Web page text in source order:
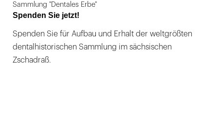
Sammlung "Dentales Erbe"
Spenden Sie jetzt!
Spenden Sie für Aufbau und Erhalt der weltgrößten
dentalhistorischen Sammlung im sächsischen
Zschadraß.